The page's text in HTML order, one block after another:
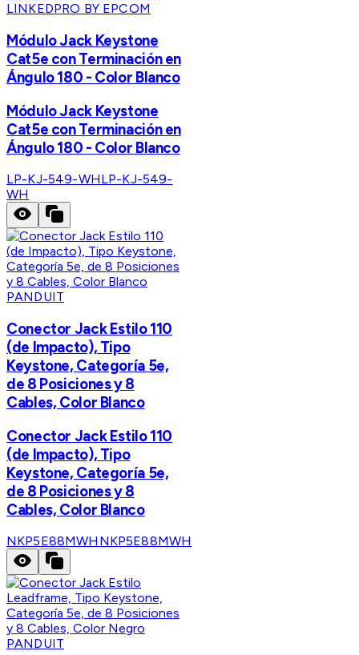
LINKEDPRO BY EPCOM
Módulo Jack Keystone
Cat5e con Terminación en
Ángulo 180 - Color Blanco
Módulo Jack Keystone
Cat5e con Terminación en
Ángulo 180 - Color Blanco
LP-KJ-549-WHLP-KJ-549-
WH
PANDUIT
Conector Jack Estilo 110
(de Impacto), Tipo
Keystone, Categoría 5e,
de 8 Posiciones y 8
Cables, Color Blanco
Conector Jack Estilo 110
(de Impacto), Tipo
Keystone, Categoría 5e,
de 8 Posiciones y 8
Cables, Color Blanco
NKP5E88MWH NKP5E88MWH
PANDUIT